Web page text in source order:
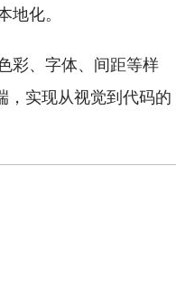
地化。
彩、字体、间距等样
，实现从视觉到代码的